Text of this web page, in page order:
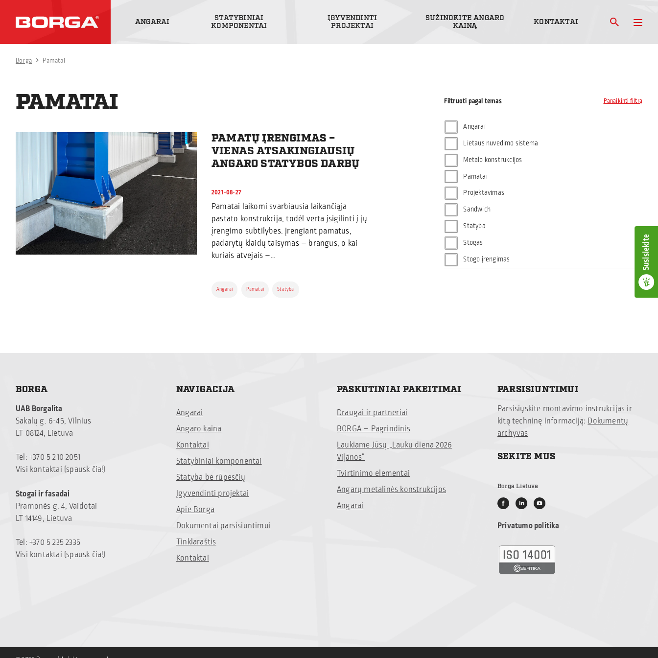
ANGARAI
STATYBINIAI
KOMPONENTAI
ĮGYVENDINTI
PROJEKTAI
SUŽINOKITE ANGARO
KAINĄ
KONTAKTAI
Susisiekite
Borga Pamatai
PAMATAI
PAMATŲ ĮRENGIMAS –
VIENAS ATSAKINGIAUSIŲ
ANGARO STATYBOS DARBŲ
2021-08-27
Pamatai laikomi svarbiausia laikančiąja
pastato konstrukcija, todėl verta įsigilinti į jų
įrengimo subtilybes. Įrengiant pamatus,
padarytų klaidų taisymas – brangus, o kai
kuriais atvejais –…
Angarai Pamatai Statyba
Filtruoti pagal temas Panaikinti filtrą
Angarai
Lietaus nuvedimo sistema
Metalo konstrukcijos
Pamatai
Projektavimas
Sandwich
Statyba
Stogas
Stogo įrengimas
BORGA
UAB Borgalita
Sakalų g. 6-45, Vilnius
LT 08124, Lietuva
Tel: +370 5 210 2051
Visi kontaktai (spausk čia!)
Stogai ir fasadai
Pramonės g. 4, Vaidotai
LT 14149, Lietuva
Tel: +370 5 235 2335
Visi kontaktai (spausk čia!)
NAVIGACIJA
Angarai
Angaro kaina
Kontaktai
Statybiniai komponentai
Statyba be rūpesčių
Įgyvendinti projektai
Apie Borga
Dokumentai parsisiuntimui
Tinklaraštis
Kontaktai
PASKUTINIAI PAKEITIMAI
Draugai ir partneriai
BORGA – Pagrindinis
Laukiame Jūsų „Lauku diena 2026
Viļānos“
Tvirtinimo elementai
Angarų metalinės konstrukcijos
Angarai
PARSISIUNTIMUI
Parsisiųskite montavimo instrukcijas ir
kitą techninę informaciją:Dokumentų
archyvas
SEKITE MUS
Borga Lietuva
Privatumo politika